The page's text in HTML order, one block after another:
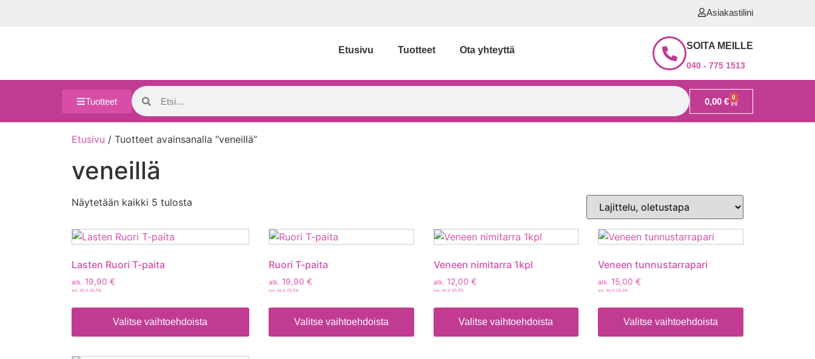
Asiakastilini
Etusivu Tuotteet Ota yhteyttä SOITA MEILLE
040 - 775 1513
Tuotteet 0,00 € 0
Etusivu / Tuotteet avainsanalla “veneillä”
veneillä
Näytetään kaikki 5 tulosta
Lasten Ruori T-paita
alk. 19,90 €
sis. ALV 25,5%
Valitse vaihtoehdoista
Ruori T-paita
alk. 19,90 €
sis. ALV 25,5%
Valitse vaihtoehdoista
Veneen nimitarra 1kpl
alk. 12,00 €
sis. ALV 25,5%
Valitse vaihtoehdoista
Veneen tunnustarrapari
alk. 15,00€
sis. ALV 25,5%
Valitse vaihtoehdoista